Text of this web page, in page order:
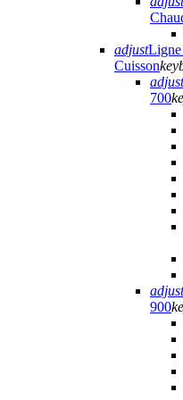
adjustLigne
Cuisson
adjust
700
adjust
900